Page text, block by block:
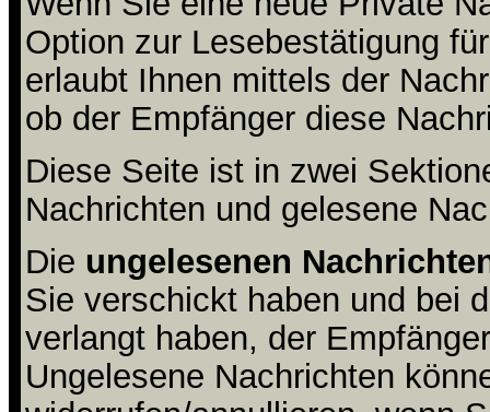
Option zur Lesebestätigung
erlaubt Ihnen mittels der
ob der Empfänger diese
Diese Seite ist in zwei
Nachrichten und gelesene
Die ungelesenen
Sie verschickt haben und bei
verlangt haben, der
Ungelesene Nachrichten